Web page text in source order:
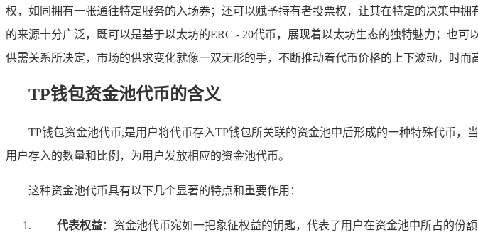
权，如同拥有一张通往特定服务的入场券；还可以赋予持有者投票权，让其在特定的决策中
的来源十分广泛，既可以是基于以太坊的ERC - 20代币，展现着以太坊生态的独特魅力；也
供需关系所决定，市场的供求变化就像一双无形的手，不断推动着代币价格的上下波动，时而
TP钱包资金池代币的含义
TP钱包资金池代币,是用户将代币存入TP钱包所关联的资金池中后形成的一种特殊代币
用户存入的数量和比例，为用户发放相应的资金池代币。
这种资金池代币具有以下几个显著的特点和重要作用：
代表权益：资金池代币宛如一把象征权益的钥匙，代表了用户在资金池中所占的份